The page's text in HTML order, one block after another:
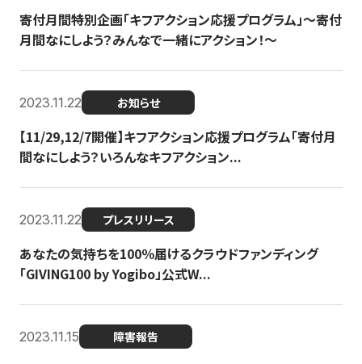
寄付月間特別企画「キフアクション応援プログラム」〜寄付
月間なにしよう？みんなで一緒にアクション！〜
2023.11.22 お知らせ
【11/29,12/7開催】キフアクション応援プログラム「寄付月
間なにしよう？いろんなキフアクション...
2023.11.22 プレスリリース
あなたの気持ちを100％届けるクラウドファンディング
「GIVING100 by Yogibo」公式W...
2023.11.15 障害報告